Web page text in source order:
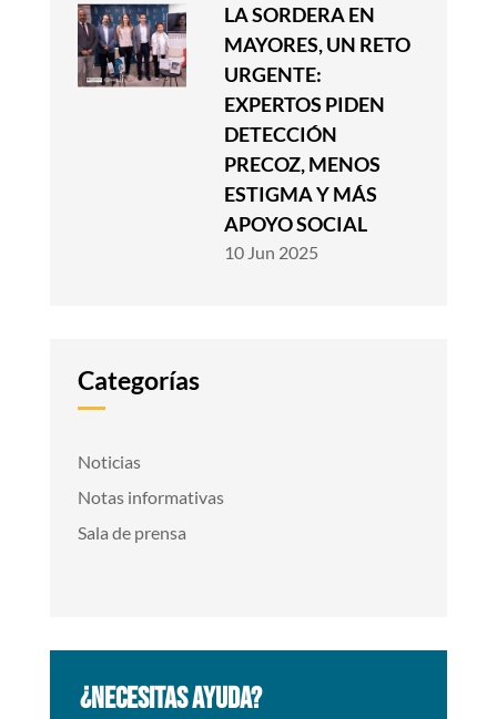
LA SORDERA EN
MAYORES, UN RETO
URGENTE:
EXPERTOS PIDEN
DETECCIÓN
PRECOZ, MENOS
ESTIGMA Y MÁS
APOYO SOCIAL
10 Jun 2025
Categorías
Noticias
Notas informativas
Sala de prensa
¿NECESITAS AYUDA?